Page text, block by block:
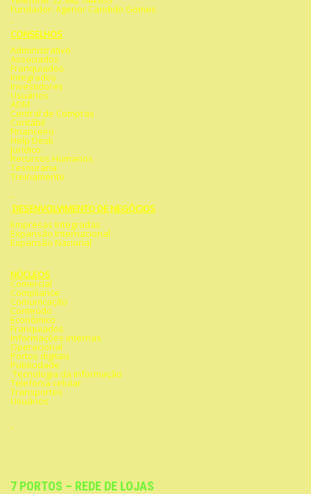
Fundador: Agenor Candido Gomes
CONSELHOS
Administrativo
Associados
Franquiados
Integrados
Investidores
Usuários
ADM
Central de Compras
Contábil
Financeiro
Help Desk
Jurídico
Recursos Humanos
Tesouraria
Treinamento
DESENVOLVIMENTO DE NEGÓCIOS
Empresas Integradas
Expansão Internacional
Expansão Nacional
NÚCLEOS
Comercial
Compliance
Comunicação
Conteúdo
Econômico
Franquiados
Informações internas
Operacional
Portos digitais
Publicidade
Tecnologia da informação
Telefonia celular
Transportes
Usuários
7 PORTOS – REDE DE LOJAS